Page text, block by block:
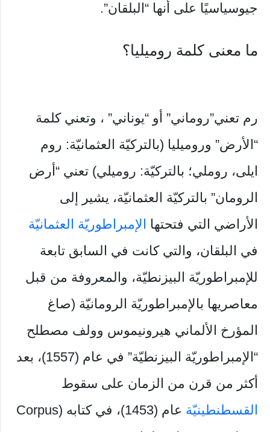
جيوسياسيًا على أنها “البلقان”.
ما معنى كلمة روميليا؟
رم تعني”روماني” أو “يوناني” ، وتعني كلمة
“الأرض” وروميليا (بالتركيّة العثمانيّة: روم
ايلى، روملي؛ بالتركيّة: روميلي) تعني “أرض
الرومان” بالتركيّة العثمانيّة، يشير إلى
الأراضي التي فتحتها الإمبراطوريّة العثمانيّة
في البلقان، والتي كانت في السابق تابعة
للإمبراطوريّة البيزنطيّة، والمعروفة من قبل
معاصريها بالإمبراطوريّة الرومانيّة (صاغ
المؤرخ الألماني هيرونيموس وولف مصطلح
“الإمبراطوريّة البيزنطيّة” في عام (1557)، بعد
أكثر من قرن من الزمان على سقوط
القسطنطينيّة
عام (1453)، في كتابه (Corpus